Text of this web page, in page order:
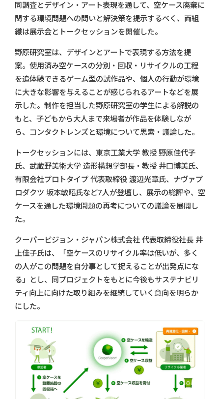
同調査とデザイン・アート表現を通して、空ケース廃棄に
関する環境問題への問いと解決策を提示するべく、両組
織は展示会とトークセッションを開催した。
野原研究室は、デザインとアートで表現する方法を提
案。使用済み空ケースの分別・回収・リサイクルの工程
を追体験できるゲーム型の試作品や、個人の行動が環境
に大きな影響を与えることが感じられるアートなどを展
示した。制作を担当した野原研究室の学生による解説の
もと、子どもから大人まで来場者が作品を体験しなが
ら、コンタクトレンズと環境について思索・議論した。
トークセッションには、東京工業大学 教授 野原佳代子
氏、武蔵野美術大学 造形構想学部長・教授 井口博美氏、
有限会社プロトタイプ 代表取締役 渡辺光章氏、ナヴァプ
ロダクツ 坂本敏昭氏など7人が登壇し、展示の総評や、空
ケースを通した環境問題の再考についての議論を展開し
た。
クーパービジョン・ジャパン株式会社 代表取締役社長 井
上佳子氏は、「空ケースのリサイクル率は低いが、多く
の人がこの問題を自分事として捉えることが出発点にな
る」とし、同プロジェクトをもとに今後もサステナビリ
ティ向上に向けた取り組みを継続していく意向を明らか
にした。